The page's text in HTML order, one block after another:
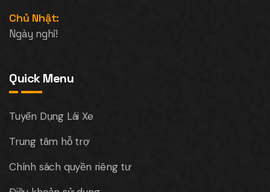
Chủ Nhật:
Ngày nghỉ!
Quick Menu
Tuyển Dụng Lái Xe
Trung tâm hỗ trợ
Chính sách quyền riêng tư